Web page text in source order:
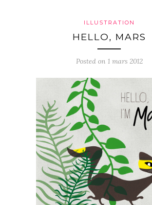
ILLUSTRATION
HELLO, MARS
Posted on 1 mars 2012